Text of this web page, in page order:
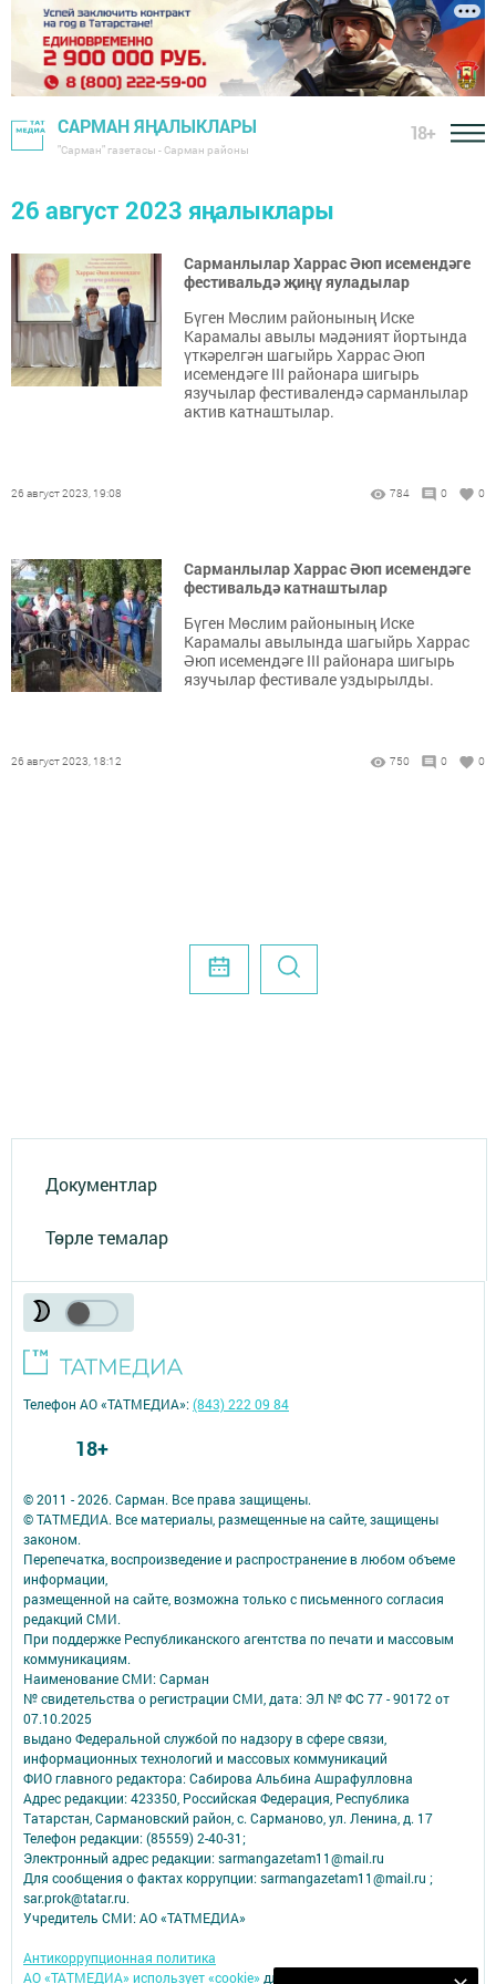
САРМАН ЯҢАЛЫКЛАРЫ
"Сарман" газетасы - Сарман районы
18+
26 август 2023 яңалыклары
Сарманлылар Харрас Әюп исемендәге
фестивальдә җиңү яуладылар
Бүген Мөслим районының Иске
Карамалы авылы мәдәният йортында
үткәрелгән шагыйрь Харрас Әюп
исемендәге III районара шигырь
язучылар фестивалендә сарманлылар
актив катнаштылар.
26 август 2023, 19:08 784 0 0
Сарманлылар Харрас Әюп исемендәге
фестивальдә катнаштылар
Бүген Мөслим районының Иске
Карамалы авылында шагыйрь Харрас
Әюп исемендәге III районара шигырь
язучылар фестивале уздырылды.
26 август 2023, 18:12 750 0 0
Документлар
Төрле темалар
© 2011 - 2026. Сарман. Все права защищены.
© ТАТМЕДИА. Все материалы, размещенные на сайте, защищены
законом.
Перепечатка, воспроизведение и распространение в любом объеме
информации,
размещенной на сайте, возможна только с письменного согласия
редакций СМИ.
При поддержке Республиканского агентства по печати и массовым
коммуникациям.
Наименование СМИ: Сарман
№ свидетельства о регистрации СМИ, дата: ЭЛ № ФС 77 - 90172 от
07.10.2025
выдано Федеральной службой по надзору в сфере связи,
информационных технологий и массовых коммуникаций
ФИО главного редактора: Сабирова Альбина Ашрафулловна
Адрес редакции: 423350, Российская Федерация, Республика
Татарстан, Сармановский район, с. Сарманово, ул. Ленина, д. 17
Телефон редакции: (85559) 2-40-31;
Электронный адрес редакции: sarmangazetam11@mail.ru
Для сообщения о фактах коррупции: sarmangazetam11@mail.ru ;
sar.prok@tatar.ru.
Учредитель СМИ: АО «ТАТМЕДИА»
Антикоррупционная политика
АО «ТАТМЕДИА» использует «cookie» для персонализации сервисов и
Телефон АО «ТАТМЕДИА»:(843) 222 09 84
18+